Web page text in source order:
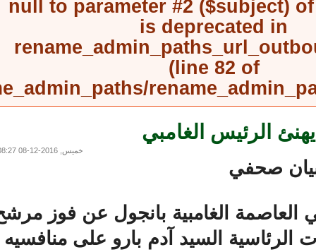
null to parameter #2 ($subject)
is deprecated in
(line82of
الرئيس الغامبي
خميس, 2016-12-08 08:27
صحفي
الغامبية بانجول عن فوز مرشح
الرئاسية السيد آدم بارو على منافسيه